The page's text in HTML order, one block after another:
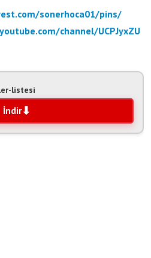
sonerhoca01/pins/
channel/UCPJyxZU
listesi
İndir